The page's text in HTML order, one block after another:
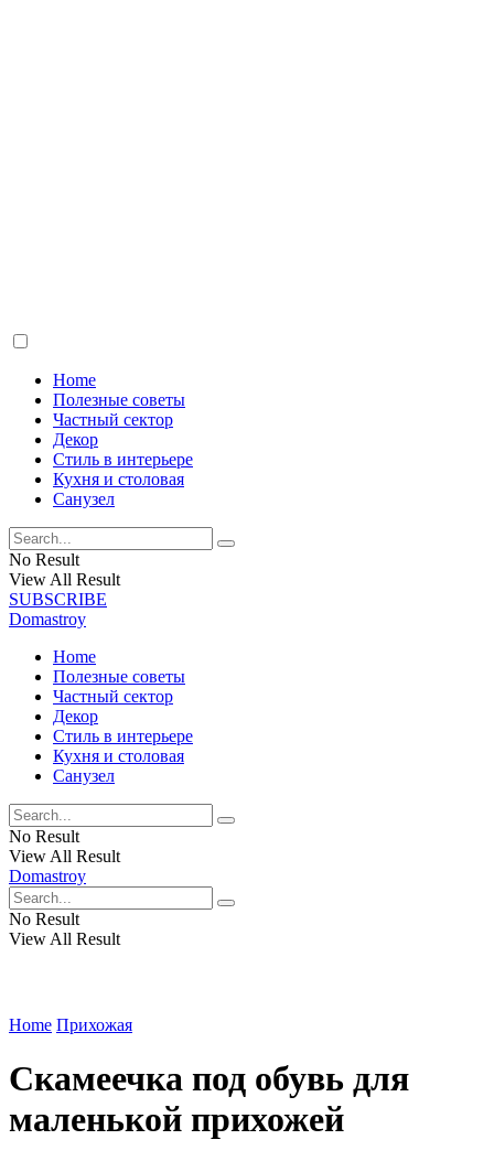
Home
Полезные советы
Частный сектор
Декор
Стиль в интерьере
Кухня и столовая
Санузел
No Result
View All Result
SUBSCRIBE
Domastroy
Home
Полезные советы
Частный сектор
Декор
Стиль в интерьере
Кухня и столовая
Санузел
No Result
View All Result
Domastroy
No Result
View All Result
Home Прихожая
Скамеечка под обувь для
маленькой прихожей